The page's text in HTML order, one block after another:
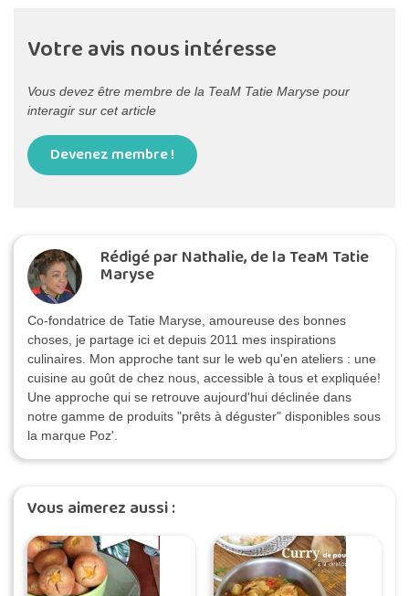
Votre avis nous intéresse
Vous devez être membre de la TeaM Tatie Maryse pour
interagir sur cet article
Devenez membre !
Rédigé par Nathalie, de la TeaM Tatie
Maryse
Co-fondatrice de Tatie Maryse, amoureuse des bonnes
choses, je partage ici et depuis 2011 mes inspirations
culinaires. Mon approche tant sur le web qu'en ateliers : une
cuisine au goût de chez nous, accessible à tous et expliquée!
Une approche qui se retrouve aujourd'hui déclinée dans
notre gamme de produits "prêts à déguster" disponibles sous
la marque Poz'.
Vous aimerez aussi :